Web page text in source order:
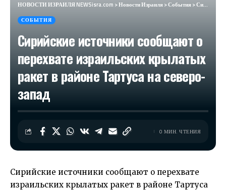
НОВОСТИ ИЗРАИЛЯ NEWSisra.com >Новости Израиля>События>Сирийские источники сообщают о перехвате израильских крылатых ракет в районе Тартуса на северо-запад
СОБЫТИЯ
Сирийские источники сообщают о
перехвате израильских крылатых
ракет в районе Тартуса на северо-
запад
0 МИН. ЧТЕНИЯ
Сирийские источники сообщают о перехвате
израильских крылатых ракет в районе Тартуса